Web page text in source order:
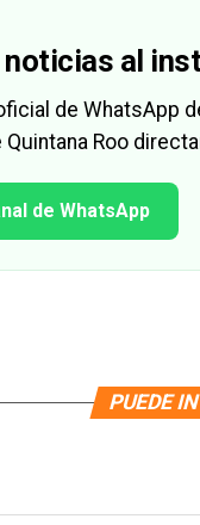
noticias al
de WhatsApp
Roo
de WhatsApp
PUEDE